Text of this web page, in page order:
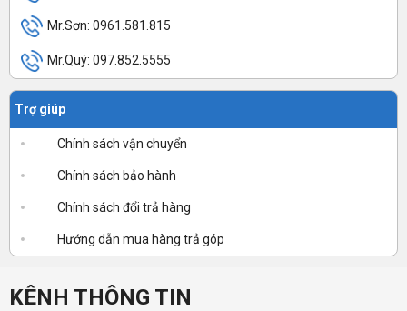
Mr.Sơn: 0961.581.815
Mr.Quý: 097.852.5555
Trợ giúp
Chính sách vận chuyển
Chính sách bảo hành
Chính sách đổi trả hàng
Hướng dẫn mua hàng trả góp
KÊNH THÔNG TIN